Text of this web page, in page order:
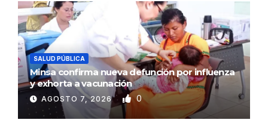
SALUD PÚBLICA
Minsa confirma nueva defunción por influenza
y exhorta a vacunación
AGOSTO 7, 2026 0